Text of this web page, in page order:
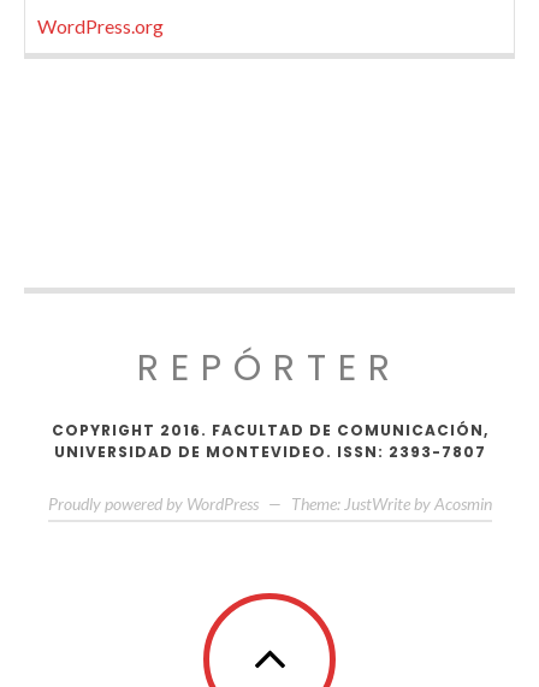
WordPress.org
REPÓRTER
COPYRIGHT 2016. FACULTAD DE COMUNICACIÓN,
UNIVERSIDAD DE MONTEVIDEO. ISSN: 2393-7807
Proudly powered by WordPress — Theme: JustWrite by Acosmin